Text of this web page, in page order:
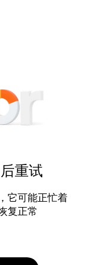
重试
它可能正忙着
复正常